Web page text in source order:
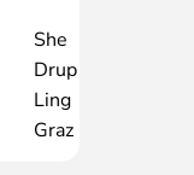
She
Drup
Ling
Graz